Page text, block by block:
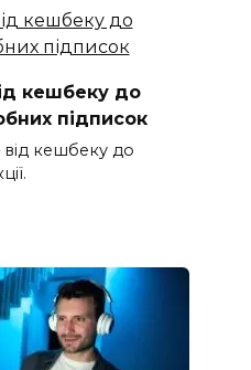
кешбеку до
підписок
кешбеку до